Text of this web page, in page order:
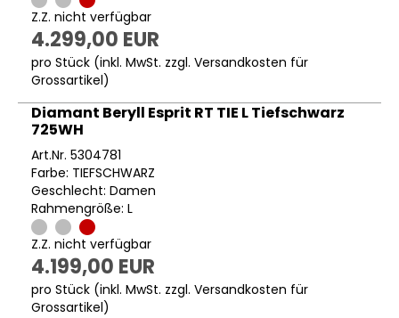
Z.Z. nicht verfügbar
4.299,00 EUR
pro Stück (inkl. MwSt. zzgl. Versandkosten für
Grossartikel)
Diamant Beryll Esprit RT TIE L Tiefschwarz
725WH
Art.Nr. 5304781
Farbe: TIEFSCHWARZ
Geschlecht: Damen
Rahmengröße: L
Z.Z. nicht verfügbar
4.199,00 EUR
pro Stück (inkl. MwSt. zzgl. Versandkosten für
Grossartikel)